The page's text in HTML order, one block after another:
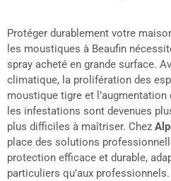
Protéger durablement votre
les moustiques à Beaufin
spray acheté en grande surface.
climatique, la prolifération des
moustique tigre et
les infestations sont devenues
plus difficiles à maîtriser. Chez
place des solutions
protection efficace et durable,
particuliers qu’aux professionnels.